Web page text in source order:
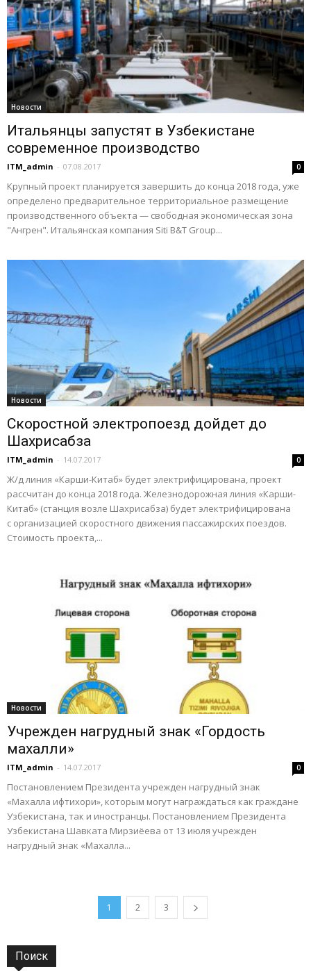
Новости
Итальянцы запустят в Узбекистане
современное производство
ITM_admin - 07.08.2017 0
Крупный проект планируется завершить до конца 2018 года, уже
определено предварительное территориальное размещение
производственного объекта — свободная экономическая зона
"Ангрен". Итальянская компания Siti B&T Group...
Новости
Скоростной электропоезд дойдет до
Шахрисабза
ITM_admin - 14.07.2017 0
Ж/д линия «Карши-Китаб» будет электрифицирована, проект
рассчитан до конца 2018 года. Железнодорожная линия «Карши-
Китаб» (станция возле Шахрисабза) будет электрифицирована
с организацией скоростного движения пассажирских поездов.
Стоимость проекта,...
Новости
Учрежден нагрудный знак «Гордость
махалли»
ITM_admin - 14.07.2017 0
Постановлением Президента учрежден нагрудный знак
«Махалла ифтихори», которым могут награждаться как граждане
Узбекистана, так и иностранцы. Постановлением Президента
Узбекистана Шавката Мирзиёева от 13 июля учрежден
нагрудный знак «Махалла...
1 2 3
Поиск